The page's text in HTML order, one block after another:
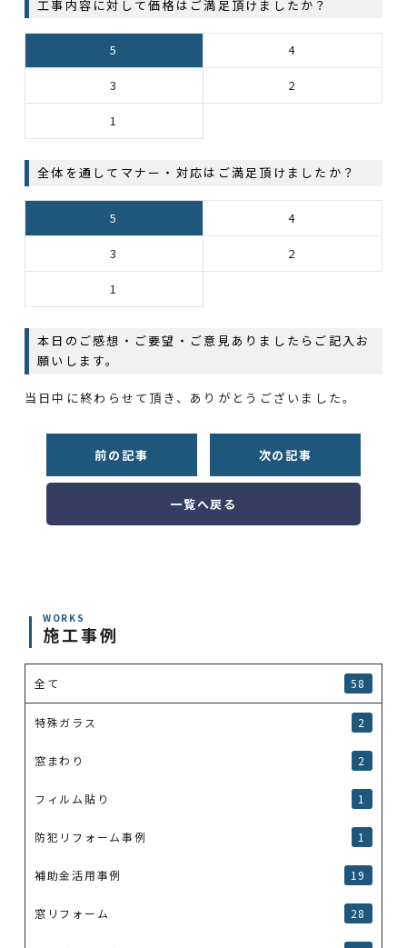
工事内容に対して価格はご満足頂けましたか？
5 4
3 2
1
全体を通してマナー・対応はご満足頂けましたか？
5 4
3 2
1
本日のご感想・ご要望・ご意見ありましたらご記入お
願いします。
当日中に終わらせて頂き、ありがとうございました。
前の記事 次の記事
一覧へ戻る
WORKS
施工事例
全て 58
特殊ガラス 2
窓まわり 2
フィルム貼り 1
防犯リフォーム事例 1
補助金活用事例 19
窓リフォーム 28